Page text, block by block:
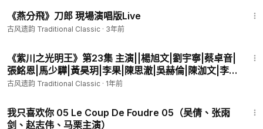
《燕分飛》刀郎 現場演唱版Live
古风遗韵 Traditional Classic · 3年前
《紫川之光明王》第23集 主演||楊旭文|劉宇寧|蔡卓音|
張銘恩|馬少驊|黃昊玥|李果|陳思澈|吳赫倫|陳泇文|李
墨之 導演||張萌|衛立洲 編劇||田良良|陳晨 【古裝傳奇
古风遗韵 Traditional Classic · 1年前
我只喜欢你 05 Le Coup De Foudre 05（吴倩、张雨
剑、赵志伟、马栗主演）